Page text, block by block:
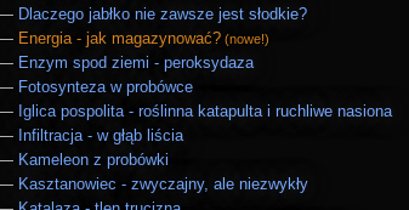
Dlaczego jabłko nie zawsze jest słodkie?
Energia - jak magazynować? (nowe!)
Enzym spod ziemi - peroksydaza
Fotosynteza w probówce
Iglica pospolita - roślinna katapulta i ruchliwe nasiona
Infiltracja - w głąb liścia
Kameleon z probówki
Kasztanowiec - zwyczajny, ale niezwykły